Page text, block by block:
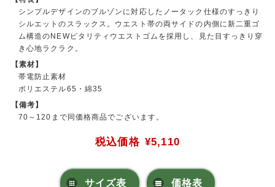
シンプルデザインのブルゾンに対応したノータック仕様のすっきり
シルエットのスラックス。ウエスト帯の両サイドの内側に新二重ゴ
ム構造のNEWピタリティウエストゴムを採用し、見た目すっきり穿
き心地ラクラク。
【素材】
帯電防止素材
ポリエステル65・綿35
【備考】
70～120まで同価格商品でございます。
税込価格 ¥5,110
サイズ表 価格表